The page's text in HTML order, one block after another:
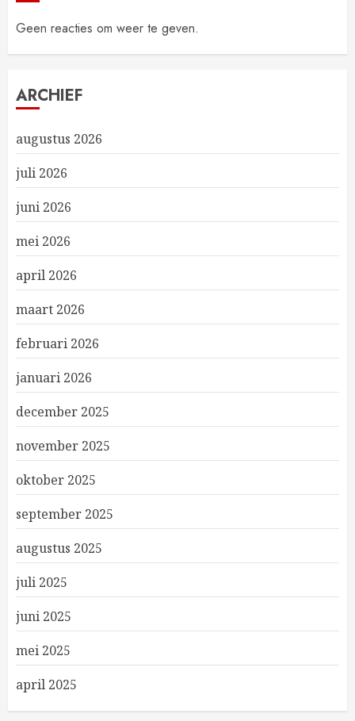
Geen reacties om weer te geven.
ARCHIEF
augustus 2026
juli 2026
juni 2026
mei 2026
april 2026
maart 2026
februari 2026
januari 2026
december 2025
november 2025
oktober 2025
september 2025
augustus 2025
juli 2025
juni 2025
mei 2025
april 2025